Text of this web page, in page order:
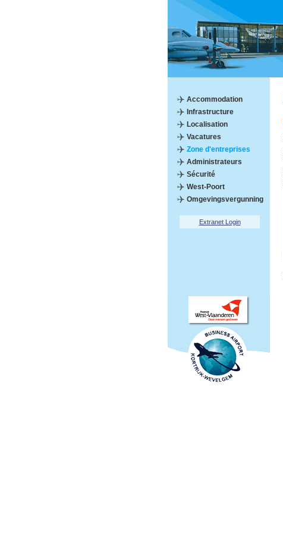
Accommodation
Infrastructure
Localisation
Vacatures
Zone d'entreprises
Administrateurs
Sécurité
West-Poort
Omgevingsvergunning
Extranet Login